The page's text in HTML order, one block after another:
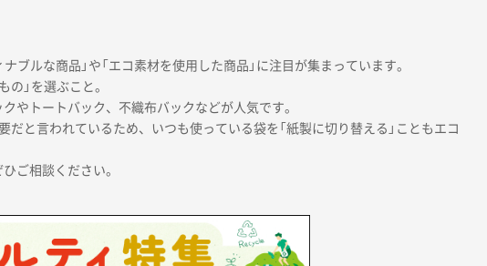
ルな商品」や「エコ素材を使用した商品」に注目が集まっています。
」を選ぶこと。
やトートバック、不織布バックなどが人気です。
と言われているため、いつも使っている袋を「紙製に切り替える」こともエコ
ご相談ください。